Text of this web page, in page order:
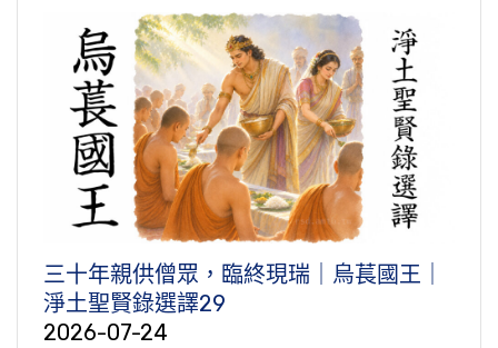
三十年親供僧眾，臨終現瑞｜烏萇國王｜
淨土聖賢錄選譯29
2026-07-24